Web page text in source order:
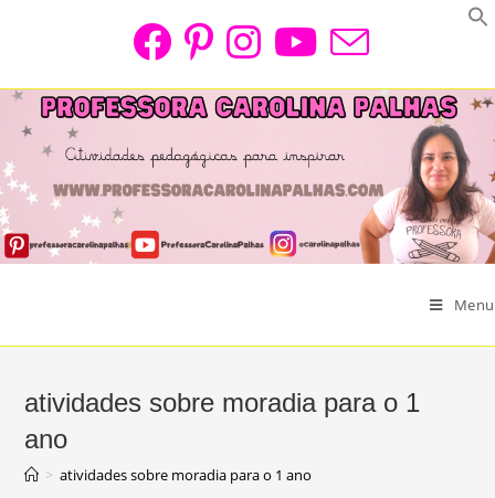
Menu
atividades sobre moradia para o 1
ano
> atividades sobre moradia para o 1 ano